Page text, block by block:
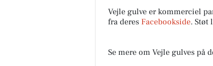
Vejle gulve er kommerciel
fra deres Facebookside. Støt
Se mere om Vejle gulves på